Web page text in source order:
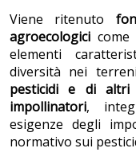
Viene ritenuto
agroecologici
elementi
diversità nei
pesticidi e di altri
impollinatori,
esigenze degli
normativo sui